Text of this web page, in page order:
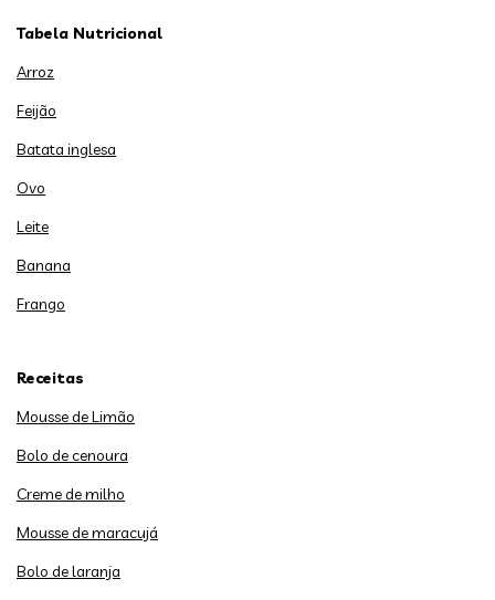
Tabela Nutricional
Arroz
Feijão
Batata inglesa
Ovo
Leite
Banana
Frango
Receitas
Mousse de Limão
Bolo de cenoura
Creme de milho
Mousse de maracujá
Bolo de laranja